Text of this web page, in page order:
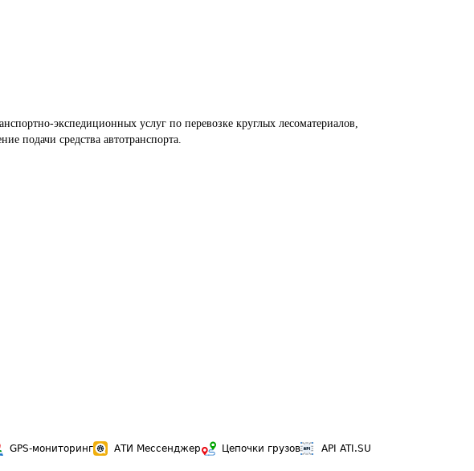
экспедиционных услуг по перевозке круглых лесоматериалов,
подачи средства автотранспорта.
GPS-мониторинг АТИ Мессенджер Цепочки грузов API ATI.SU